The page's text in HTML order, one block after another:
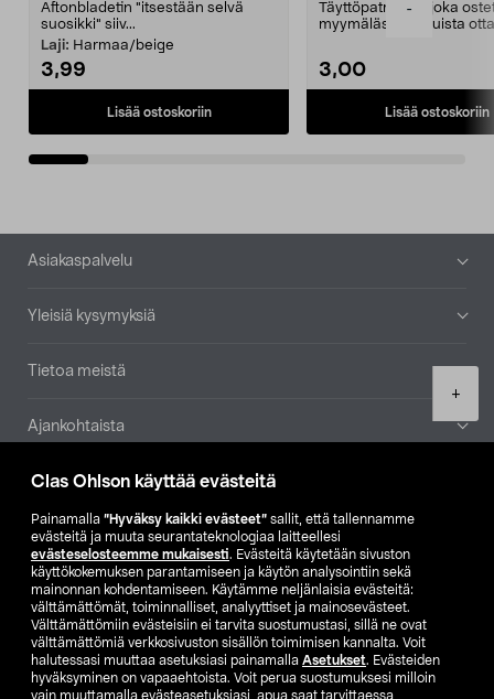
Clas Ohlson käyttää evästeitä
Painamalla ”Hyväksy kaikki evästeet” sallit, että tallennamme
evästeitä ja muuta seurantateknologiaa laitteellesi
evästeselosteemme mukaisesti. Evästeitä käytetään sivuston
käyttökokemuksen parantamiseen ja käytön analysointiin sekä
mainonnan kohdentamiseen. Käytämme neljänlaisia evästeitä:
välttämättömät, toiminnalliset, analyyttiset ja mainosevästeet.
Välttämättömiin evästeisiin ei tarvita suostumustasi, sillä ne ovat
välttämättömiä verkkosivuston sisällön toimimisen kannalta. Voit
halutessasi muuttaa asetuksiasi painamalla Asetukset. Evästeiden
hyväksyminen on vapaaehtoista. Voit perua suostumuksesi milloin
vain muuttamalla evästeasetuksiasi, apua saat tarvittaessa
-
+
Aftonbladetin "itsestään selvä
suosikki" siiv...
Laji: Harmaa/beige
3,99
Lisää ostoskoriin
Täyttöpatruuna, joka
myymälästä – muista
3,00
Lisää ostoskoriin
Alatunniste
Asiakaspalvelu
Yleisiä kysymyksiä
Tietoa meistä
Ajankohtaista
Muut yrityksemme
Etsi myymälä
SE NO FI
FI SV